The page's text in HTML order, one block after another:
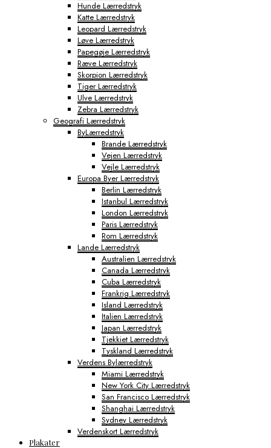
Hunde Lærredstryk
Katte Lærredstryk
Leopard Lærredstryk
Løve Lærredstryk
Papegøje Lærredstryk
Ræve Lærredstryk
Skorpion Lærredstryk
Tiger Lærredstryk
Ulve Lærredstryk
Zebra Lærredstryk
Geografi Lærredstryk
ByLærredstryk
Brande Lærredstryk
Vejen Lærredstryk
Vejle Lærredstryk
Europa Byer Lærredstryk
Berlin Lærredstryk
Istanbul Lærredstryk
London Lærredstryk
Paris Lærredstryk
Rom Lærredstryk
Lande Lærredstryk
Australien Lærredstryk
Canada Lærredstryk
Cuba Lærredstryk
Frankrig Lærredstryk
Island Lærredstryk
Italien Lærredstryk
Japan Lærredstryk
Tjekkiet Lærredstryk
Tyskland Lærredstryk
Verdens Bylærredstryk
Miami Lærredstryk
New York City Lærredstryk
San Francisco Lærredstryk
Shanghai Lærredstryk
Sydney Lærredstryk
Verdenskort Lærredstryk
Plakater